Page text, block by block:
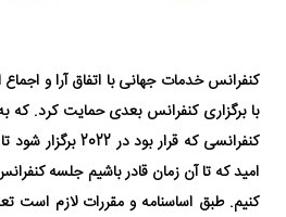
کنفرانس خدمات جهانی با اتفاق آرا و
با برگزاری کنفرانس بعدی حمایت کرد. که
امید که تا آن زمان قادر باشیم جلسه
کنیم. طبق اساسنامه و مقررات لازم است